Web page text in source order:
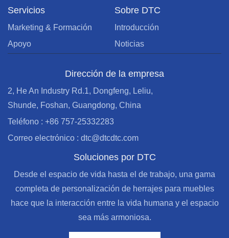
Servicios
Marketing & Formación
Apoyo
Sobre DTC
Introducción
Noticias
Dirección de la empresa
2, He An Industry Rd.1, Dongfeng, Leliu,
Shunde, Foshan, Guangdong, China
Teléfono : +86 757-25332283
Correo electrónico : dtc@dtcdtc.com
Soluciones por DTC
Desde el espacio de vida hasta el de trabajo, una gama
completa de personalización de herrajes para muebles
hace que la interacción entre la vida humana y el espacio
sea más armoniosa.